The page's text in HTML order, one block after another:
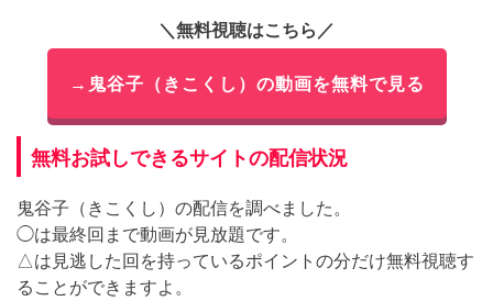
＼無料視聴はこちら／
→鬼谷子（きこくし）の動画を無料で見る
無料お試しできるサイトの配信状況
鬼谷子（きこくし）の配信を調べました。
◯は最終回まで動画が見放題です。
△は見逃した回を持っているポイントの分だけ無料視聴す
ることができますよ。